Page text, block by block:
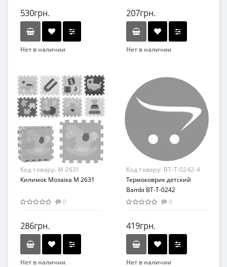
530грн.
Нет в наличии
Вид
Коврик
Возраст
Возрастная группа
От 0 лет
Материал
Комбинированный
207грн.
Нет в наличии
Код товару: M 2631
Килимок Мозаїка M 2631
0
286грн.
Нет в наличии
Код товару: BT-T-0242-4
Термоковрик детский
Bambi BT-T-0242
180х0,5х150 см
0
419грн.
Нет в наличии